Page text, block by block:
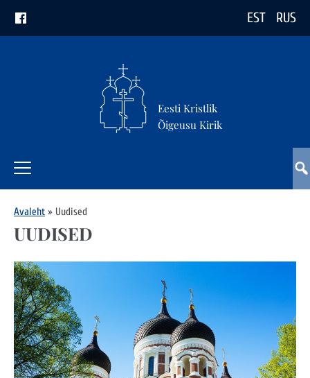
EST RUS
Eesti Kristlik
Õigeusu Kirik
Avaleht » Uudised
UUDISED